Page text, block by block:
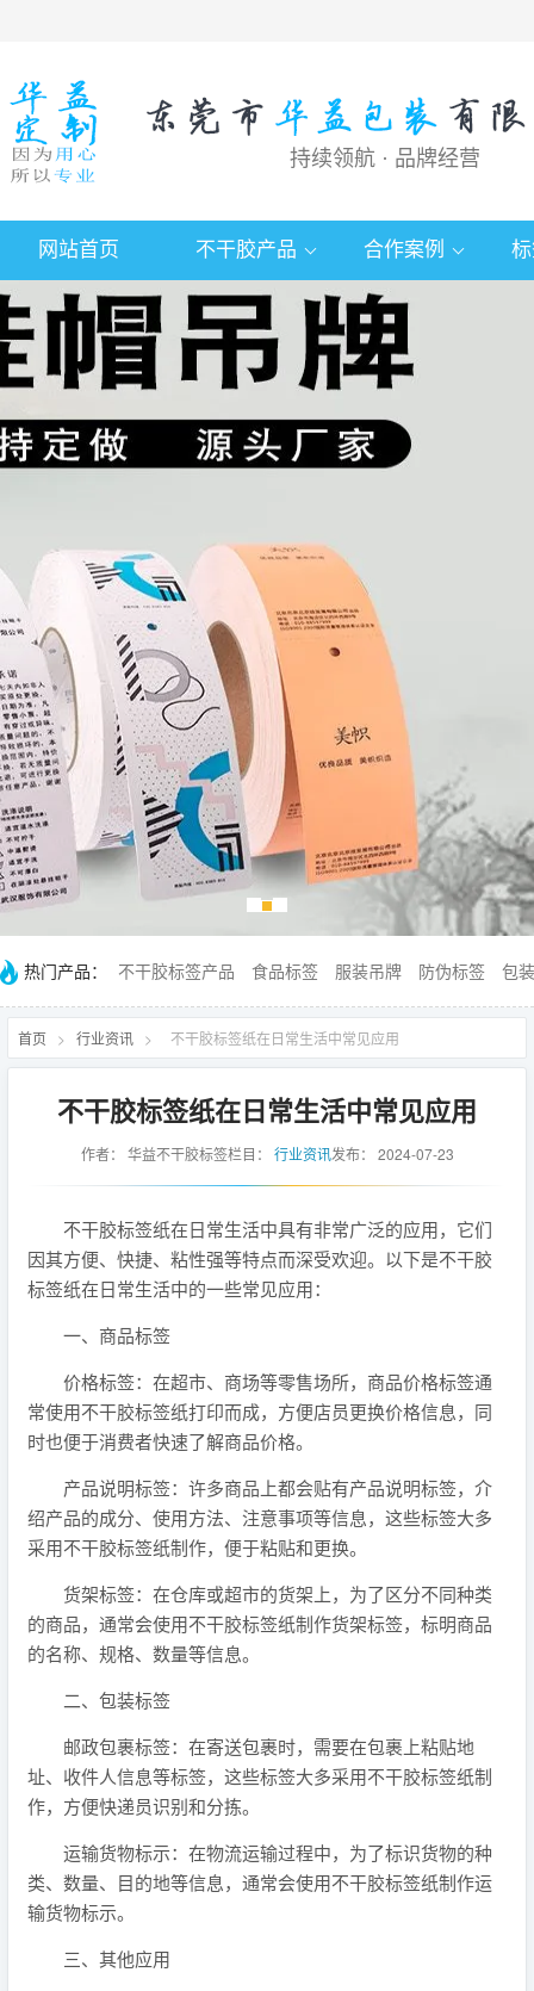
持续领航 · 品牌经营
网站首页 不干胶产品 合作案例
热门产品： 不干胶标签产品 食品标签 服装吊牌 防伪标签 包
首页 > 行业资讯 > 不干胶标签纸在日常生活中常见应用
不干胶标签纸在日常生活中常见应用
作者： 华益不干胶标签栏目： 行业资讯发布： 2024-07-23
不干胶标签纸在日常生活中具有非常广泛的应用，它们
因其方便、快捷、粘性强等特点而深受欢迎。以下是不干胶
标签纸在日常生活中的一些常见应用：
一、商品标签
价格标签：在超市、商场等零售场所，商品价格标签通
常使用不干胶标签纸打印而成，方便店员更换价格信息，同
时也便于消费者快速了解商品价格。
产品说明标签：许多商品上都会贴有产品说明标签，介
绍产品的成分、使用方法、注意事项等信息，这些标签大多
采用不干胶标签纸制作，便于粘贴和更换。
货架标签：在仓库或超市的货架上，为了区分不同种类
的商品，通常会使用不干胶标签纸制作货架标签，标明商品
的名称、规格、数量等信息。
二、包装标签
邮政包裹标签：在寄送包裹时，需要在包裹上粘贴地
址、收件人信息等标签，这些标签大多采用不干胶标签纸制
作，方便快递员识别和分拣。
运输货物标示：在物流运输过程中，为了标识货物的种
类、数量、目的地等信息，通常会使用不干胶标签纸制作运
输货物标示。
三、其他应用